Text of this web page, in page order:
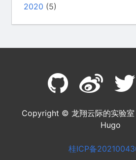
2020 (5)
Copyright © 龙翔云际的实验
Hugo
桂ICP备